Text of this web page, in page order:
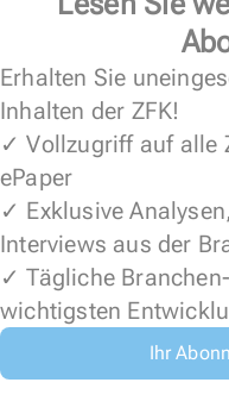
Erhalten Sie
Inhalten der ZFK!
✓ Vollzugriff auf alle
ePaper
✓ Exklusive
Interviews aus der
✓ Tägliche
wichtigsten
Ihr